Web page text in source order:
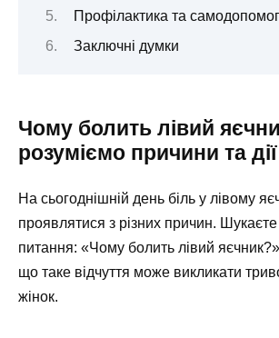
Профілактика та
Заключні думки
Чому болить лівий
розуміємо причини та дії
На сьогоднішній день біль у лівому
проявлятися з різних причин. Шукаєте
питання: «Чому болить лівий
що таке відчуття може викликати
жінок.